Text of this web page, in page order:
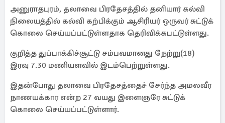
அனுராதபுரம், தலாவை பிரதேசத்தில் தனியார் கல்வி
நிலையத்தில் கல்வி கற்பிக்கும் ஆசிரியர் ஒருவர் சுட்டுக்
கொலை செய்யப்பட்டுள்ளதாக தெரிவிக்கபட்டுள்ளது.
குறித்த துப்பாக்கிச்சூட்டு சம்பவமானது நேற்று(18)
இரவு 7.30 மணியளவில் இடம்பெற்றுள்ளது.
இதன்போது தலாவை பிரதேசத்தைச் சேர்ந்த அமலவீர
நாணயக்கார என்ற 27 வயது இளைஞரே சுட்டுக்
கொலை செய்யப்பட்டுள்ளார்.